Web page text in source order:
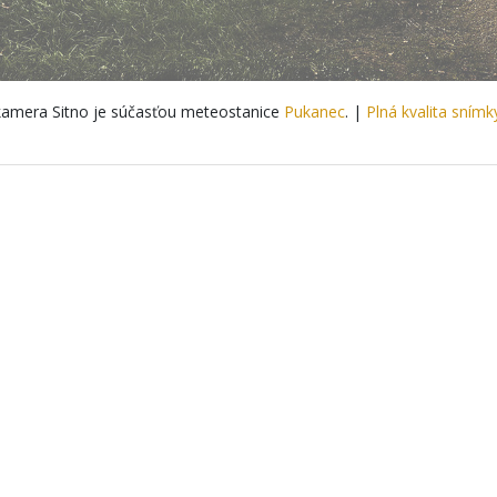
Sitno je súčasťou meteostanice Pukanec. | Plná kvalita